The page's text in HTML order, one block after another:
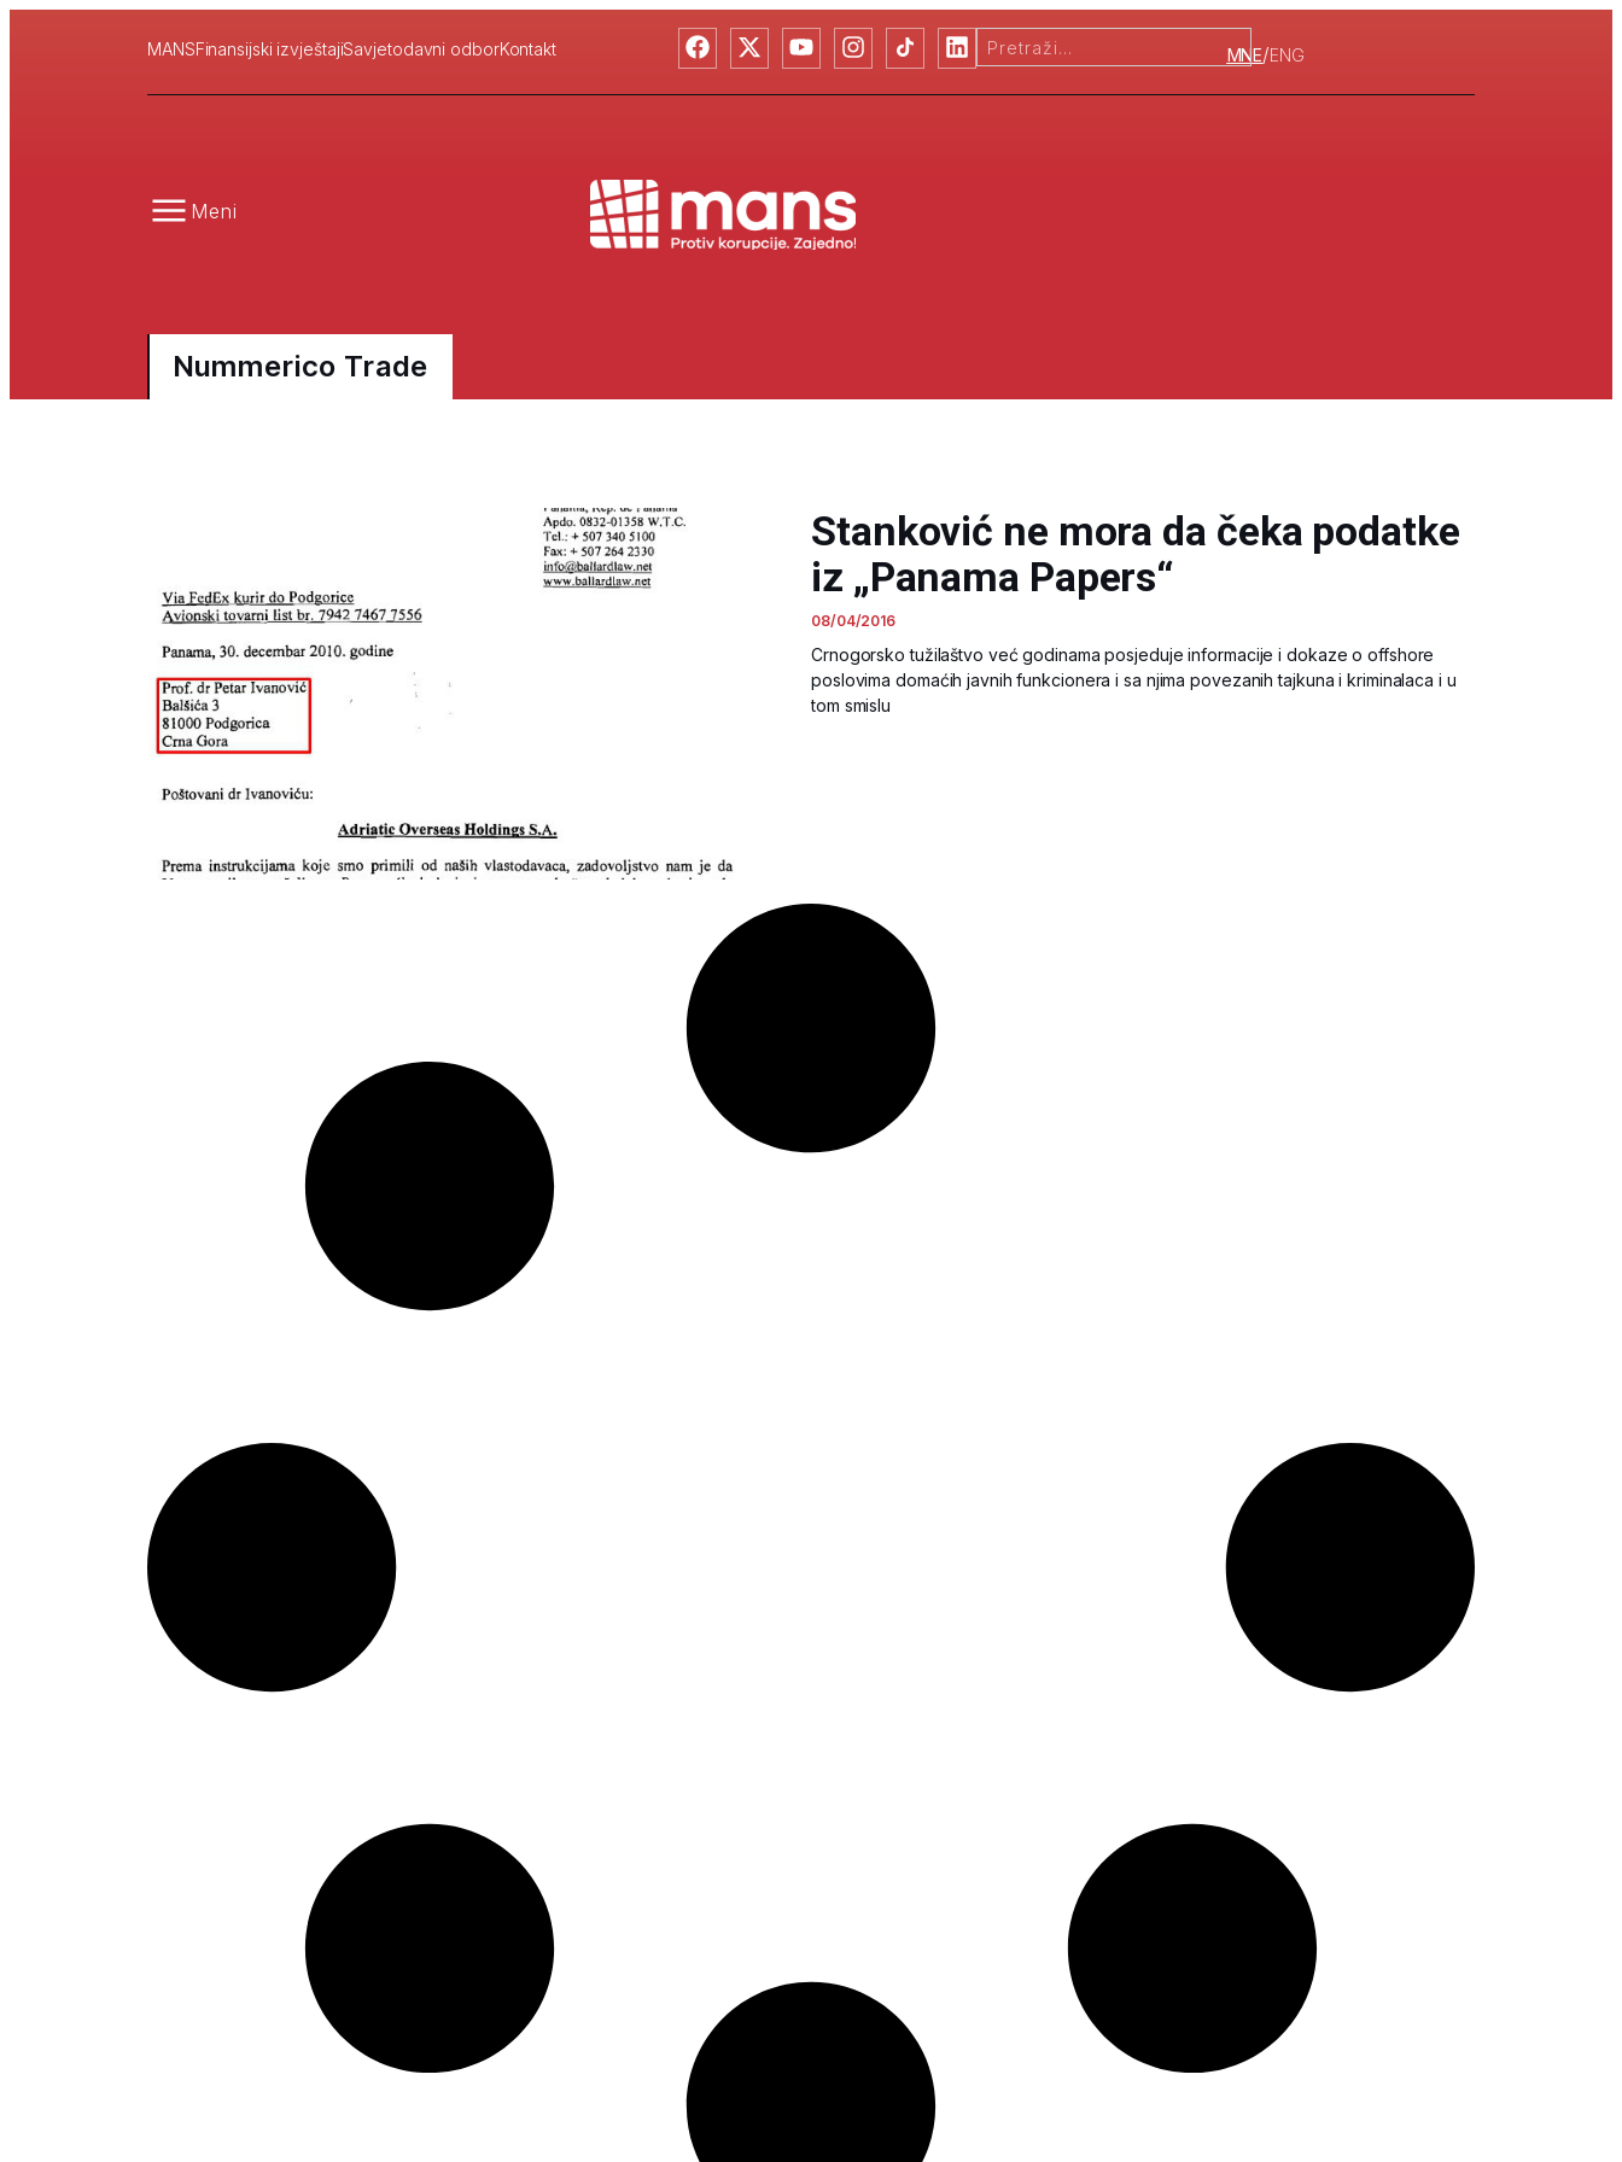
MANSFinansijski izvještajiSavjetodavni odborKontakt MNE/ENG
Meni
Nummerico Trade
Stanković ne mora da čeka podatke
iz „Panama Papers“
08/04/2016
Crnogorsko tužilaštvo već godinama posjeduje informacije i dokaze o offshore
poslovima domaćih javnih funkcionera i sa njima povezanih tajkuna i kriminalaca i u
tom smislu